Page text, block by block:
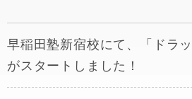
早稲田塾新宿校にて、「ドラ
がスタートしました！